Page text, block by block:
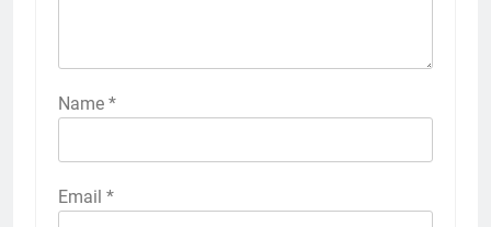
Name *
Email *